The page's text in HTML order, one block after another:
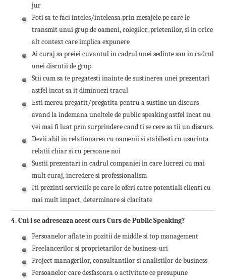
jur
Poti sa te faci inteles/inteleasa prin mesajele pe care le
transmit unui grup de oameni, colegilor, prietenilor, si in orice
alt context care implica expunere
Ai curaj sa preiei cuvantul in cadrul unei sedinte sau in cadrul
unei discutii de grup
Stii cum sa te pregatesti inainte de sustinerea unei prezentari
astfel incat sa it diminuezi tracul
Esti mereu pregatit/pregatita pentru a sustine un discurs
avand la indemana uneltele de public speaking astfel incat nu
vei mai fi luat prin surprindere cand ti se cere sa tii un discurs.
Devii abil in relationarea cu oamenii si stabilesti cu usurinta
relatii chiar si cu persoane noi
Sustii prezentari in cadrul companiei in care lucrezi cu mai
mult curaj, incredere si professionalism
Iti prezinti serviciile pe care le oferi catre potentiali clienti cu
mai mult impact, determinare si claritate
4. Cui i se adreseaza acest curs Curs de Public Speaking?
Persoanelor aflate in pozitii de middle si top management
Freelancerilor si proprietarilor de business-uri
Project managerilor, consultantilor si analistilor de business
Persoanelor care desfasoara o activitate ce presupune